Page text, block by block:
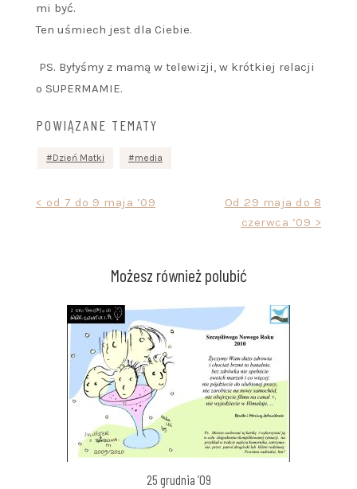
mi być.
Ten uśmiech jest dla Ciebie.
PS. Byłyśmy z mamą w telewizji, w krótkiej relacji
o SUPERMAMIE.
POWIĄZANE TEMATY
Dzień Matki media
Nawigacja< od 7 do 9 maja ’09
Od 29 maja do 8
czerwca ’09 >
Możesz również polubić
25 grudnia ’09